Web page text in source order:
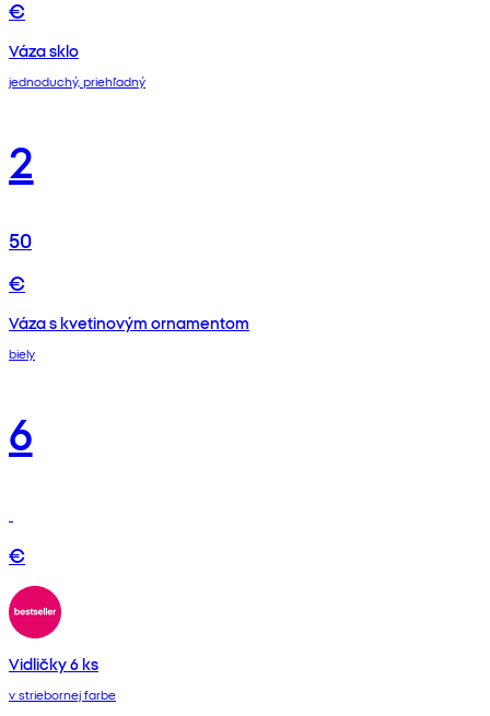
€
Váza sklo
jednoduchý, priehľadný
2
50
€
Váza s kvetinovým ornamentom
biely
6
€
Vidličky 6 ks
v striebornej farbe